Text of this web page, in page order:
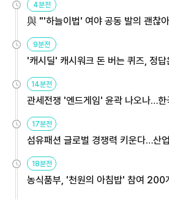
4분전
與 "'하늘이법' 여야 공동 발의 괜찮
9분전
'캐시딜' 캐시워크 돈 버는 퀴즈, 정답
14분전
관세전쟁 '엔드게임' 윤곽 나오나…한
용해야
17분전
섬유패션 글로벌 경쟁력 키운다…산
원
18분전
농식품부, '천원의 아침밥' 참여 200